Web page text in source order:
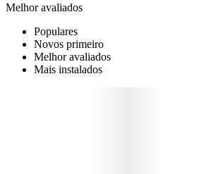
Melhor avaliados
Populares
Novos primeiro
Melhor avaliados
Mais instalados